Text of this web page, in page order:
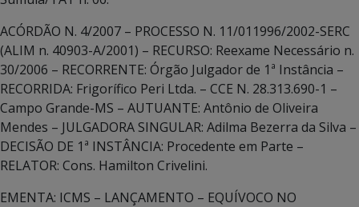
ACÓRDÃO N. 4/2007 – PROCESSO N. 11/011996/2002-SERC
(ALIM n. 40903-A/2001) – RECURSO: Reexame Necessário n.
30/2006 – RECORRENTE: Órgão Julgador de 1ª Instância –
RECORRIDA: Frigorífico Peri Ltda. – CCE N. 28.313.690-1 –
Campo Grande-MS – AUTUANTE: Antônio de Oliveira
Mendes – JULGADORA SINGULAR: Adilma Bezerra da Silva –
DECISÃO DE 1ª INSTÂNCIA: Procedente em Parte –
RELATOR: Cons. Hamilton Crivelini.
EMENTA: ICMS – LANÇAMENTO – EQUÍVOCO NO